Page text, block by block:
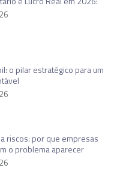
o pilar estratégico para um
riscos: por que empresas
o problema aparecer